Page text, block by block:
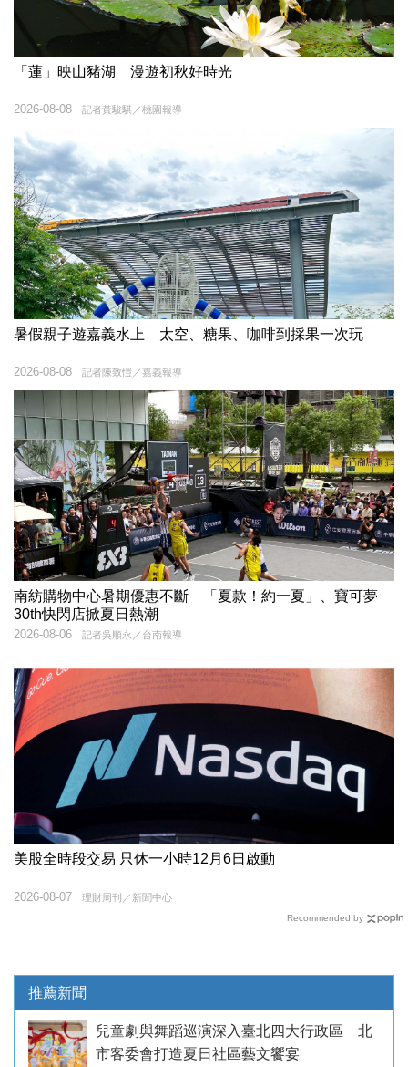
「蓮」映山豬湖 漫遊初秋好時光
記者黃駿騏／桃園報導
2026-08-08
暑假親子遊嘉義水上 太空、糖果、咖啡到採果一次玩
記者陳致愷／嘉義報導
2026-08-08
南紡購物中心暑期優惠不斷 「夏款！約一夏」、寶可夢
30th快閃店掀夏日熱潮
記者吳順永／台南報導
2026-08-06
美股全時段交易 只休一小時12月6日啟動
理財周刊／新聞中心
2026-08-07
Recommended by
推薦新聞
兒童劇與舞蹈巡演深入臺北四大行政區 北
市客委會打造夏日社區藝文饗宴